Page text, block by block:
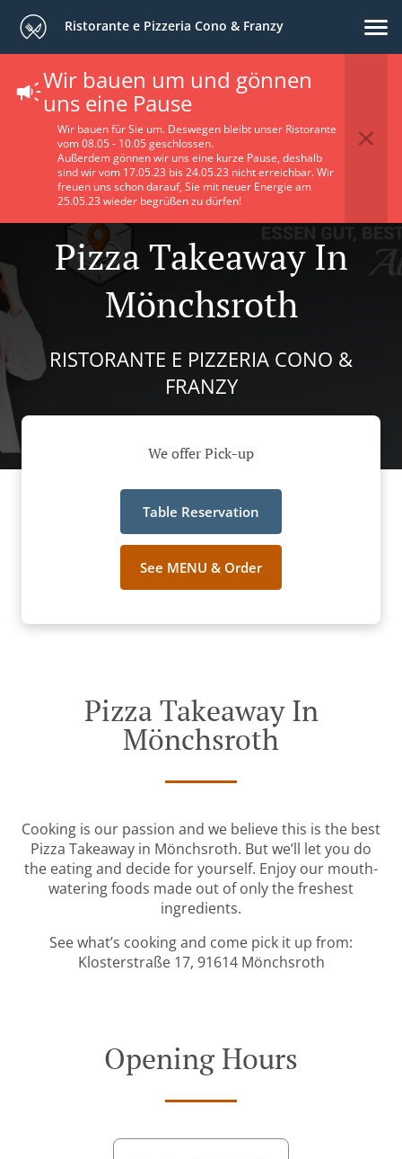
Ristorante e Pizzeria Cono & Franzy
Wir bauen um und gönnen
uns eine Pause
Wir bauen für Sie um. Deswegen bleibt unser Ristorante
vom 08.05 - 10.05 geschlossen.
Außerdem gönnen wir uns eine kurze Pause, deshalb
sind wir vom 17.05.23 bis 24.05.23 nicht erreichbar. Wir
freuen uns schon darauf, Sie mit neuer Energie am
25.05.23 wieder begrüßen zu dürfen!
Pizza Takeaway In
Mönchsroth
RISTORANTE E PIZZERIA CONO &
FRANZY
We offer Pick-up
Table Reservation
See MENU & Order
Pizza Takeaway In
Mönchsroth
Cooking is our passion and we believe this is the best
Pizza Takeaway in Mönchsroth. But we’ll let you do
the eating and decide for yourself. Enjoy our mouth-
watering foods made out of only the freshest
ingredients.
See what’s cooking and come pick it up from:
Klosterstraße 17, 91614 Mönchsroth
Opening Hours